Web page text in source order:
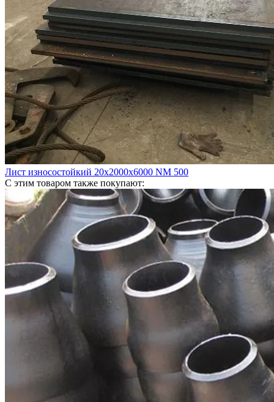
Лист износостойкий 20х2000х6000 NM 500
С этим товаром также покупают: